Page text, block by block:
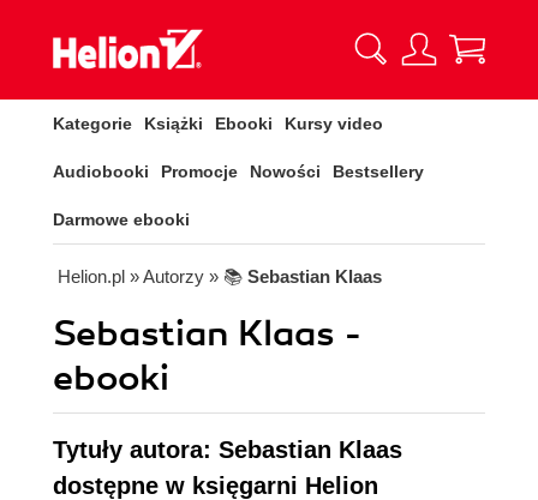
Kategorie Książki Ebooki Kursy video
Audiobooki Promocje Nowości Bestsellery
Darmowe ebooki
Helion.pl » Autorzy » 📚 Sebastian Klaas
Sebastian Klaas -
ebooki
Tytuły autora: Sebastian Klaas
dostępne w księgarni Helion